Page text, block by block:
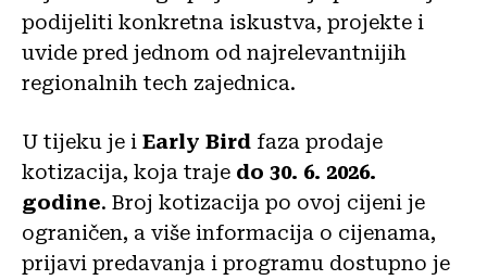
podijeliti konkretna iskustva, projekte i
uvide pred jednom od najrelevantnijih
regionalnih tech zajednica.
U tijeku je i Early Bird faza prodaje
kotizacija, koja traje do 30. 6. 2026.
godine. Broj kotizacija po ovoj cijeni je
ograničen, a više informacija o cijenama,
prijavi predavanja i programu dostupno je